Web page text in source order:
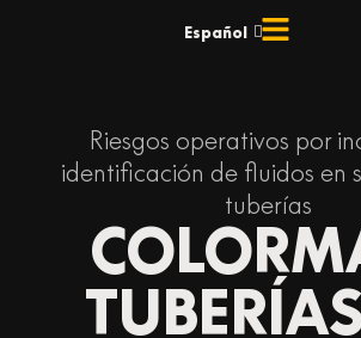
Español
English
Riesgos operativos por
identificación de fluidos en
tuberías